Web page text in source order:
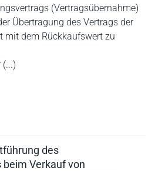
(Vertragsübernahme)
Übertragung des Vertrags der
mit dem Rückkaufswert zu
des
Verkauf von